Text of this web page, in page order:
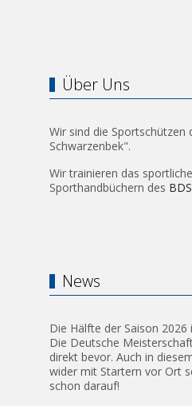
Über Uns
Wir sind die Sportschützen
Schwarzenbek".
Wir trainieren das
Sporthandbüchern des BDS
News
Die Hälfte der Saison
Die Deutsche
direkt bevor. Auch in
wider mit Startern vor Ort
schon darauf!